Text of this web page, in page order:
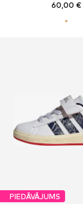
60,00 €
PIEDĀVĀJUMS